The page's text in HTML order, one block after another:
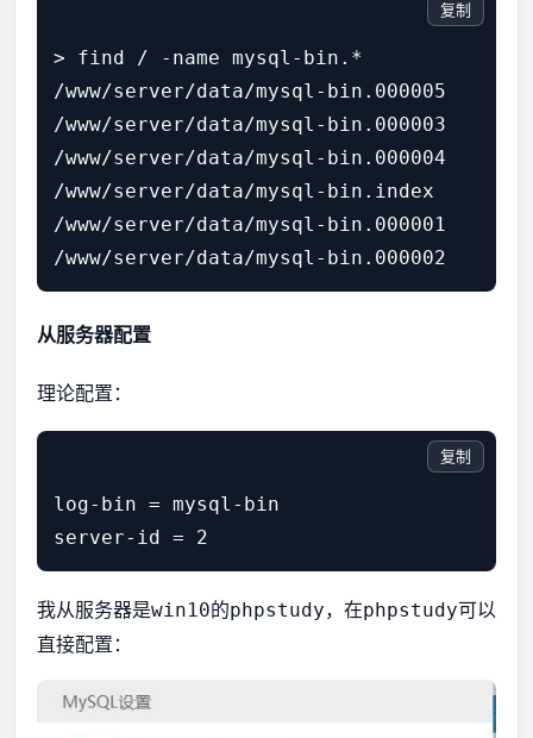
> find / -name mysql-bin.*
/www/server/data/mysql-bin.000005
/www/server/data/mysql-bin.000003
/www/server/data/mysql-bin.000004
/www/server/data/mysql-bin.index
/www/server/data/mysql-bin.000001
复制
从服务器配置
理论配置：
log-bin = mysql-bin
复制
我从服务器是win10的phpstudy，在phpstudy可以
直接配置：